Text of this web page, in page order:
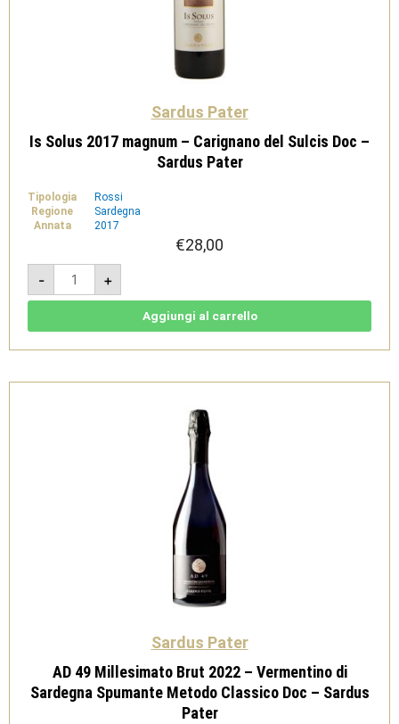
Sardus Pater
Is Solus 2017 magnum – Carignano del Sulcis Doc –
Sardus Pater
Tipologia
Rossi
Regione
Sardegna
Annata
2017
€28,00
-
Is
Solus
2017
magnum
Sulcis
Sardus
+
Aggiungi al carrello
Sardus Pater
AD 49 Millesimato Brut 2022 – Vermentino di
Sardegna Spumante Metodo Classico Doc – Sardus
Pater